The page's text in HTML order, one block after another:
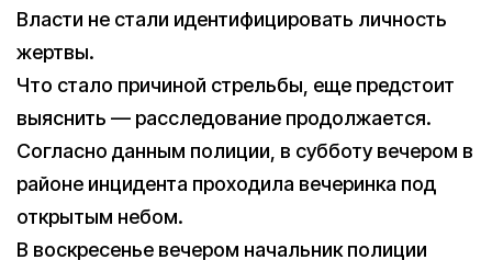
Власти не стали идентифицировать личность
жертвы.
Что стало причиной стрельбы, еще предстоит
выяснить — расследование продолжается.
Согласно данным полиции, в субботу вечером в
районе инцидента проходила вечеринка под
открытым небом.
В воскресенье вечером начальник полиции